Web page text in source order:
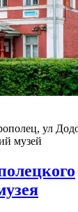
ул
музей